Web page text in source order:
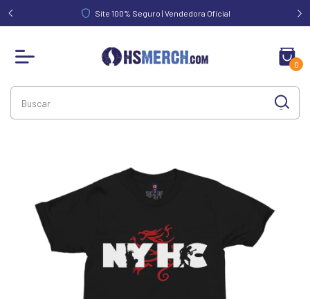
FRETE GRÁTIS acima de R$ 340,00 | Norte e Nordeste acima de
R$ 390,00
0